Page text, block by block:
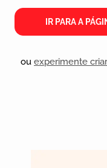
IR PARA A
ou experimente